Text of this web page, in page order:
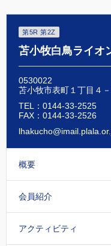
第5R 第2Z
苫小牧白鳥ライオ
0530022
苫小牧市表町１丁
TEL：0144-33-2525
FAX：0144-33-2526
概要
会員紹介
アクティビティ